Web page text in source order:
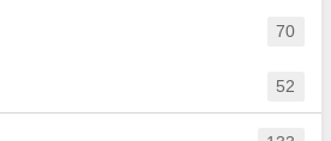
70
52